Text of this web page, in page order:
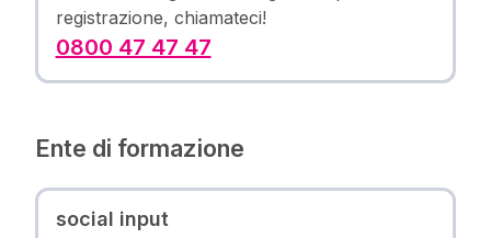
registrazione, chiamateci!
0800 47 47 47
Ente di formazione
social input